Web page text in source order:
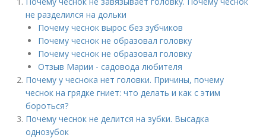
не разделился на дольки
Почему чеснок вырос без зубчиков
Почему чеснок не образовал головку
Почему чеснок не образовал головку
Отзыв Марии - садовода любителя
Почему у чеснока нет головки. Причины, почему
чеснок на грядке гниет: что делать и как с этим
бороться?
Почему чеснок не делится на зубки. Высадка
однозубок